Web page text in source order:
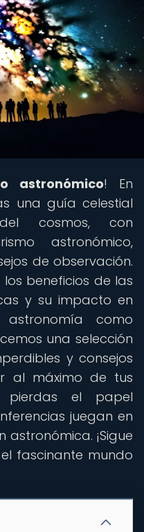
astronómico! En
una guía celestial
cosmos, con
astronómico,
de observación.
beneficios de las
y su impacto en
como
una selección
y consejos
al máximo de tus
pierdas el papel
juegan en
¡Sigue
fascinante mundo